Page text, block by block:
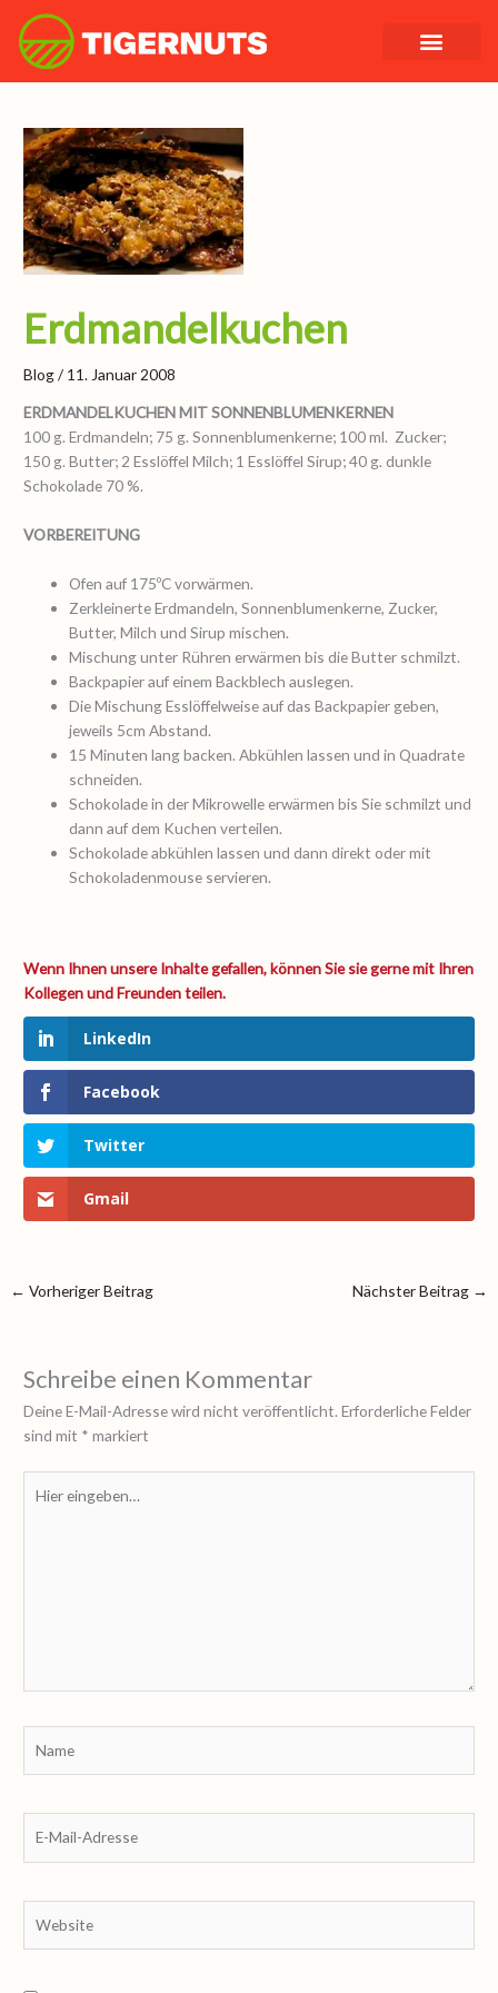
Inhalt
springen
Erdmandelkuchen
Blog/ 11. Januar 2008
ERDMANDELKUCHEN MIT SONNENBLUMENKERNEN
100 g. Erdmandeln; 75 g. Sonnenblumenkerne; 100 ml. Zucker;
150 g. Butter; 2 Esslöffel Milch; 1 Esslöffel Sirup; 40 g. dunkle
Schokolade 70 %.
VORBEREITUNG
Ofen auf 175ºC vorwärmen.
Zerkleinerte Erdmandeln, Sonnenblumenkerne, Zucker,
Butter, Milch und Sirup mischen.
Mischung unter Rühren erwärmen bis die Butter schmilzt.
Backpapier auf einem Backblech auslegen.
Die Mischung Esslöffelweise auf das Backpapier geben,
jeweils 5cm Abstand.
15 Minuten lang backen. Abkühlen lassen und in Quadrate
schneiden.
Schokolade in der Mikrowelle erwärmen bis Sie schmilzt und
dann auf dem Kuchen verteilen.
Schokolade abkühlen lassen und dann direkt oder mit
Schokoladenmouse servieren.
LinkedIn
Facebook
Twitter
Gmail
← Vorheriger Beitrag Nächster Beitrag →
Schreibe einen Kommentar
Deine E-Mail-Adresse wird nicht veröffentlicht. Erforderliche Felder
sind mit * markiert
eingeben…
Mail-